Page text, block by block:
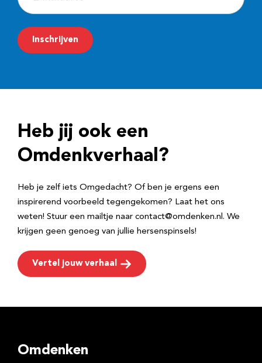
-
m
a
r
e
Inschrijven
Heb jij ook een
Omdenkverhaal?
Heb je zelf iets Omgedacht? Of ben je ergens een
inspirerend voorbeeld tegengekomen? Laat het ons
weten! Stuur een mailtje naar contact@omdenken.nl. We
krijgen geen genoeg van jullie hersenspinsels!
Vertel jouw verhaal
Omdenken